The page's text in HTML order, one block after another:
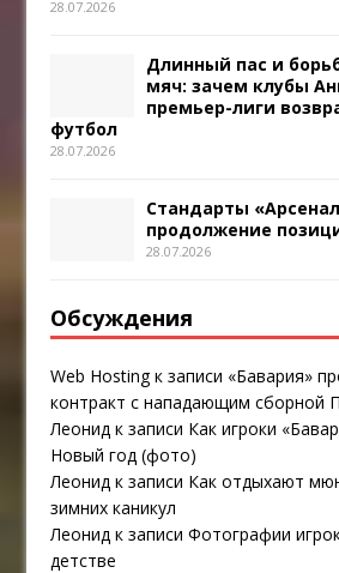
28.07.2026
Длинный пас и
мяч: зачем клубы
премьер-лиги
футбол
28.07.2026
Стандарты
продолжение
28.07.2026
Обсуждения
Web Hostingк записи «Бавария»
контракт с нападающим сборной
Леонид к записи Как игроки
Новый год (фото)
Леонид к записи Как отдыхают
зимних каникул
Леонид к записиФотографии
детстве